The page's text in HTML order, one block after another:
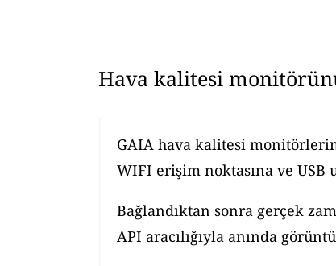
Hava kalitesi
GAIA hava kalitesi
WIFI erişim noktasına ve USB
Bağlandıktan sonra gerçek
API aracılığıyla anında